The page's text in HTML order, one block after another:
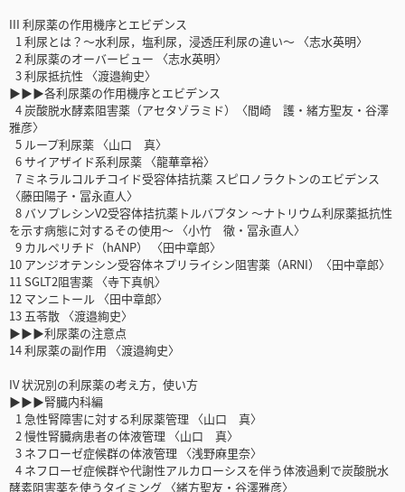
III 利尿薬の作用機序とエビデンス
1 利尿とは？～水利尿，塩利尿，浸透圧利尿の違い～ 〈志水英明〉
2 利尿薬のオーバービュー 〈志水英明〉
3 利尿抵抗性 〈渡邉絢史〉
▶▶▶各利尿薬の作用機序とエビデンス
4 炭酸脱水酵素阻害薬（アセタゾラミド）〈間崎 護・緒方聖友・谷澤
雅彦〉
5 ループ利尿薬 〈山口 真〉
6 サイアザイド系利尿薬 〈龍華章裕〉
7 ミネラルコルチコイド受容体拮抗薬 スピロノラクトンのエビデンス
〈藤田陽子・冨永直人〉
8 バソプレシンV2受容体拮抗薬トルバプタン ～ナトリウム利尿薬抵抗性
を示す病態に対するその使用～ 〈小竹 徹・冨永直人〉
9 カルペリチド（hANP） 〈田中章郎〉
10 アンジオテンシン受容体ネプリライシン阻害薬（ARNI）〈田中章郎〉
11 SGLT2阻害薬 〈寺下真帆〉
12 マンニトール 〈田中章郎〉
13 五苓散 〈渡邉絢史〉
▶▶▶利尿薬の注意点
14 利尿薬の副作用 〈渡邉絢史〉
IV 状況別の利尿薬の考え方，使い方
▶▶▶腎臓内科編
1 急性腎障害に対する利尿薬管理 〈山口 真〉
2 慢性腎臓病患者の体液管理 〈山口 真〉
3 ネフローゼ症候群の体液管理 〈浅野麻里奈〉
4 ネフローゼ症候群や代謝性アルカローシスを伴う体液過剰で炭酸脱水
酵素阻害薬を使うタイミング 〈緒方聖友・谷澤雅彦〉